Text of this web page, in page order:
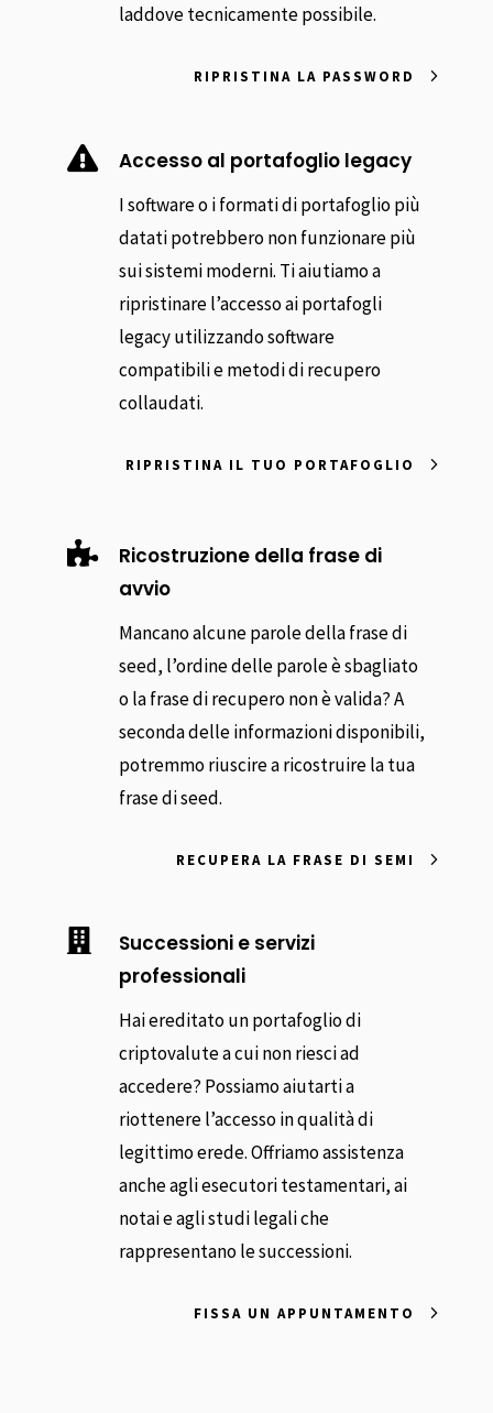
laddove tecnicamente possibile.
RIPRISTINA LA PASSWORD
 Accesso al portafoglio legacy
I software o i formati di portafoglio più
datati potrebbero non funzionare più
sui sistemi moderni. Ti aiutiamo a
ripristinare l’accesso ai portafogli
legacy utilizzando software
compatibili e metodi di recupero
collaudati.
RIPRISTINA IL TUO PORTAFOGLIO

Ricostruzione della frase di
avvio
Mancano alcune parole della frase di
seed, l’ordine delle parole è sbagliato
o la frase di recupero non è valida? A
seconda delle informazioni disponibili,
potremmo riuscire a ricostruire la tua
frase di seed.
RECUPERA LA FRASE DI SEMI

Successioni e servizi
professionali
Hai ereditato un portafoglio di
criptovalute a cui non riesci ad
accedere? Possiamo aiutarti a
riottenere l’accesso in qualità di
legittimo erede. Offriamo assistenza
anche agli esecutori testamentari, ai
notai e agli studi legali che
rappresentano le successioni.
FISSA UN APPUNTAMENTO